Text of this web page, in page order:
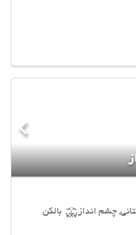
چشم انداز
بالکن